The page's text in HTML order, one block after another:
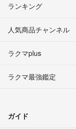
ランキング
人気商品チャンネル
ラクマplus
ラクマ最強鑑定
ガイド